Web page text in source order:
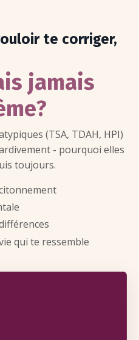
te corriger,
jamais
(TSA, TDAH, HPI)
- pourquoi elles
toujours.
qui te ressemble